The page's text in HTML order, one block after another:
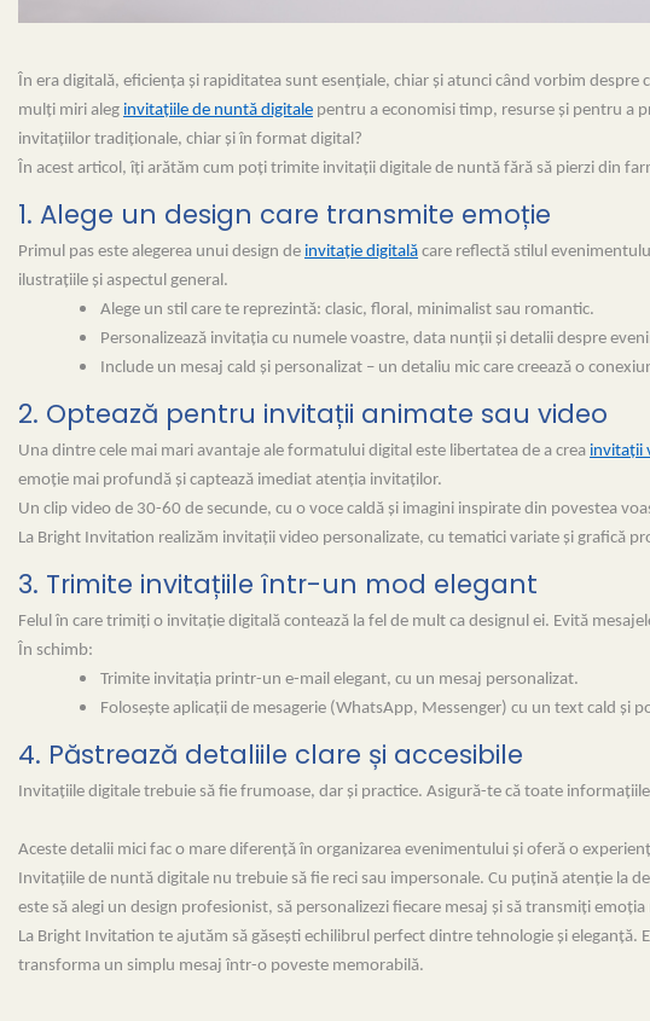
În era digitală, eficiența și rapiditatea sunt esențiale, chiar și atunci când vorbim
mulți miri aleg invitațiile de nuntă digitale pentru a economisi timp, resurse și pentru a
invitațiilor tradiționale, chiar și în format digital?
În acest articol, îți arătăm cum poți trimite invitații digitale de nuntă fără să pierzi din
1. Alege un design care transmite emoție
Primul pas este alegerea unui design de invitație digitală care reflectă stilul
ilustrațiile și aspectul general.
Alege un stil care te reprezintă: clasic, floral, minimalist sau romantic.
Personalizează invitația cu numele voastre, data nunții și detalii despre
Include un mesaj cald și personalizat – un detaliu mic care creează o
2. Optează pentru invitații animate sau video
Una dintre cele mai mari avantaje ale formatului digital este libertatea de a crea invitații
emoție mai profundă și captează imediat atenția invitaților.
Un clip video de 30-60 de secunde, cu o voce caldă și imagini inspirate din povestea
La Bright Invitation realizăm invitații video personalizate, cu tematici variate și grafică
3. Trimite invitațiile într-un mod elegant
Felul în care trimiți o invitație digitală contează la fel de mult ca designul ei. Evită
În schimb:
Trimite invitația printr-un e-mail elegant, cu un mesaj personalizat.
Folosește aplicații de mesagerie (WhatsApp, Messenger) cu un text cald și
4. Păstrează detaliile clare și accesibile
Invitațiile digitale trebuie să fie frumoase, dar și practice. Asigură-te că toate
Aceste detalii mici fac o mare diferență în organizarea evenimentului și oferă o
Invitațiile de nuntă digitale nu trebuie să fie reci sau impersonale. Cu puțină atenție la
este să alegi un design profesionist, să personalizezi fiecare mesaj și să transmiți
La Bright Invitation te ajutăm să găsești echilibrul perfect dintre tehnologie și
transforma un simplu mesaj într-o poveste memorabilă.